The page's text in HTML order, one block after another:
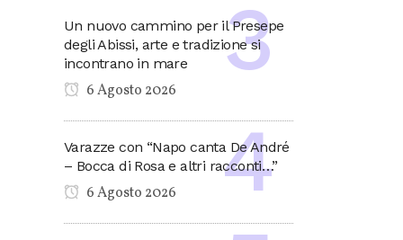
Un nuovo cammino per il Presepe
degli Abissi, arte e tradizione si
incontrano in mare
6 Agosto 2026
Varazze con “Napo canta De André
– Bocca di Rosa e altri racconti…”
6 Agosto 2026